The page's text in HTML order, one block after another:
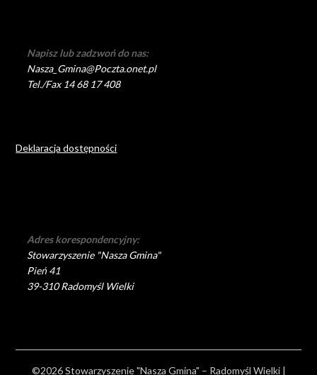
Napisz lub zadzwoń do nas:
Nasza_Gmina@Poczta.onet.pl
Tel./Fax 14 68 17 408
Deklaracja dostępności
Adres korespondencyjny:
Stowarzyszenie "Nasza Gmina"
Pień 41
39-310 Radomyśl Wielki
©2026 Stowarzyszenie "Nasza Gmina" – Radomyśl Wielki |